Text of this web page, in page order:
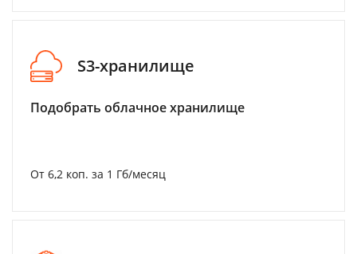
S3-хранилище
Подобрать облачное хранилище
От 6,2 коп. за 1 Гб/месяц